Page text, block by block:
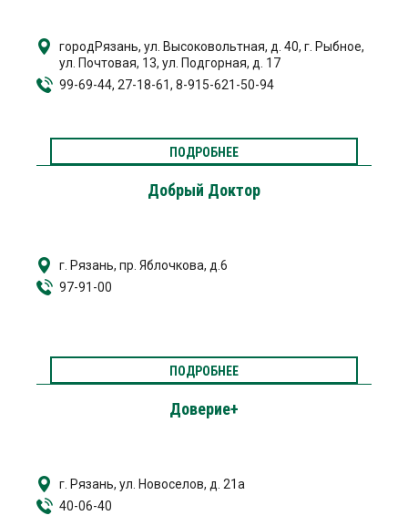
городРязань, ул. Высоковольтная, д. 40, г. Рыбное,
ул. Почтовая, 13, ул. Подгорная, д. 17
99-69-44, 27-18-61, 8-915-621-50-94
ПОДРОБНЕЕ
Добрый Доктор
г. Рязань, пр. Яблочкова, д.6
97-91-00
ПОДРОБНЕЕ
Доверие+
г. Рязань, ул. Новоселов, д. 21а
40-06-40